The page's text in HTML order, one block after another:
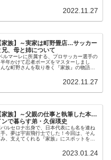
2022.11.27
家族】～実家は町野畳店…サッカー
、母と姉について
ルマーレに所属する、プロサッカー選手の
年かけて忍者ポーズをマスターしまし
な町野さんを取り巻く『家族』の物語で
2022.11.27
家族】～父親の仕事と執筆した本…
で暮らす弟・久保瑛史
ルセロナ出身で、日本代表にも名を連ね
。夢は宇宙飛行士でした！今回は、そん
、支えてくれる『家族』にスポットを当
2023.01.24